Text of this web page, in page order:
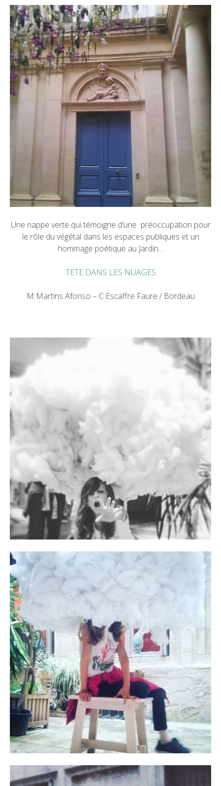
Une nappe verte qui témoigne d’une préoccupation pour
le rôle du végétal dans les espaces publiques et un
hommage poétique au Jardin…
TETE DANS LES NUAGES
M Martins Afonso – C Escaffre Faure / Bordeau